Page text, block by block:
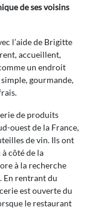
de ses voisins
l’aide de Brigitte
accueillent,
un endroit
gourmande,
de produits
ouest de la France,
de vin. Ils ont
côté de la
à la recherche
En rentrant du
est ouverte du
le restaurant